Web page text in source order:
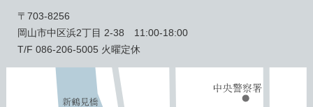
〒703-8256
岡山市中区浜2丁目 2-38 11:00-18:00
T/F 086-206-5005 火曜定休